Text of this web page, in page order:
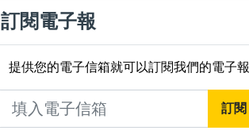
訂閱電子報
提供您的電子信箱就可以訂閱我們的電子報
訂閱